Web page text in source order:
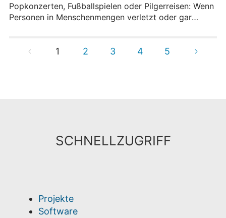
Popkonzerten, Fußballspielen oder Pilgerreisen: Wenn
Personen in Menschenmengen verletzt oder gar
Maik Boltes. 1 2 3 4 5
SCHNELLZUGRIFF
Projekte
Software